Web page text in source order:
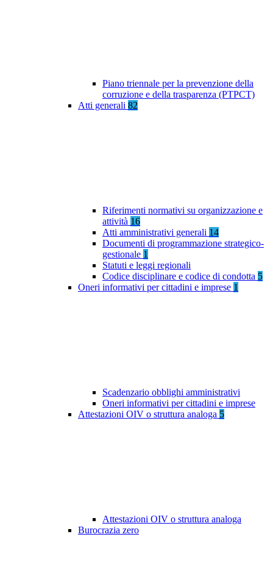
Piano triennale per la prevenzione della
corruzione e della trasparenza (PTPCT)
Atti generali 82
Riferimenti normativi su organizzazione e
attività 16
Atti amministrativi generali 14
Documenti di programmazione strategico-
gestionale 1
Statuti e leggi regionali
Codice disciplinare e codice di condotta 5
Oneri informativi per cittadini e imprese 1
Scadenzario obblighi amministrativi
Oneri informativi per cittadini e imprese
Attestazioni OIV o struttura analoga 5
Attestazioni OIV o struttura analoga
Burocrazia zero